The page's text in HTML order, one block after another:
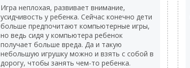
Игра неплохая, развивает внимание,
усидчивость у ребенка. Сейчас конечно дети
больше предпочитают компьютерные игры,
но ведь сидя у компьютера ребенок
получает больше вреда. Да и такую
небольшую игрушку можно и взять с собой в
дорогу, чтобы занять чем-то ребенка.